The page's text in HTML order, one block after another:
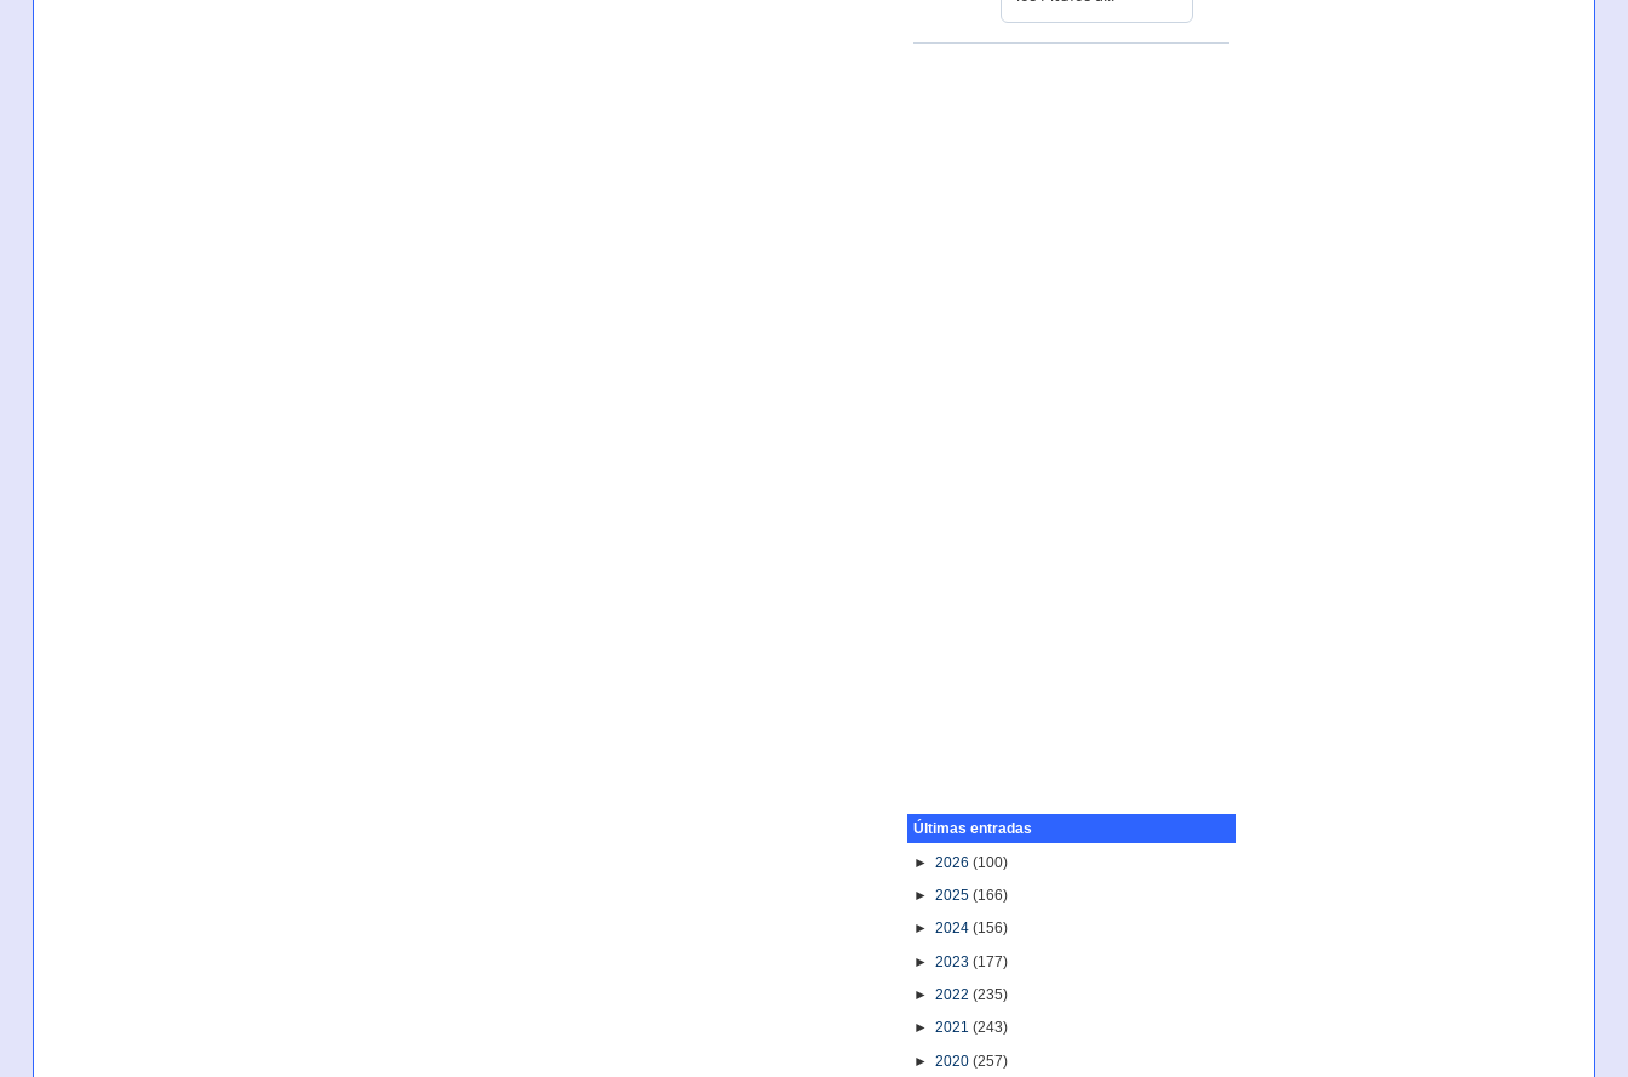
Últimas entradas
►2026(100)
►2025(166)
►2024(156)
►2023(177)
►2022(235)
►2021(243)
►2020(257)